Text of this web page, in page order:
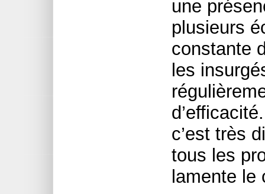
une
plusieurs
constante
les
c’est très
tous les
lamente le